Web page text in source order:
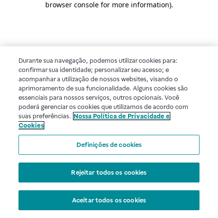
browser console for more information).
Durante sua navegação, podemos utilizar cookies para:
confirmar sua identidade; personalizar seu acesso; e
acompanhar a utilização de nossos websites, visando o
aprimoramento de sua funcionalidade. Alguns cookies são
essenciais para nossos serviços, outros opcionais. Você
poderá gerenciar os cookies que utilizamos de acordo com
suas preferências. Nossa Política de Privacidade e
Cookies
Definições de cookies
Rejeitar todos os cookies
Aceitar todos os cookies